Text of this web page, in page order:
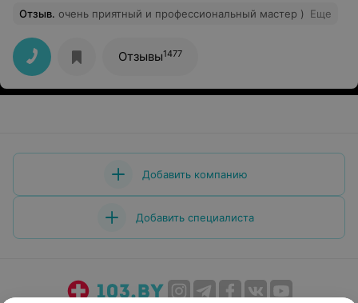
Отзыв. очень приятный и профессиональный мастер ) Еще
Отзывы1477
Добавить компанию
Добавить специалиста